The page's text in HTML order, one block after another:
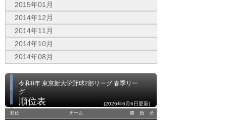
2015年01月
2014年12月
2014年11月
2014年10月
2014年08月
令和8年 東京新大学野球2部リーグ 春季リー
グ
順位表 (2026年6月6日更新)
順位 チーム 勝 負 分